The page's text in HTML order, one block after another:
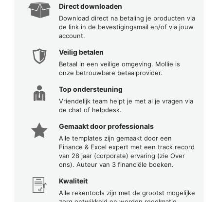
Direct downloaden
Download direct na betaling je producten via
de link in de bevestigingsmail en/of via jouw
account.
Veilig betalen
Betaal in een veilige omgeving. Mollie is
onze betrouwbare betaalprovider.
Top ondersteuning
Vriendelijk team helpt je met al je vragen via
de chat of helpdesk.
Gemaakt door professionals
Alle templates zijn gemaakt door een
Finance & Excel expert met een track record
van 28 jaar (corporate) ervaring (zie Over
ons). Auteur van 3 financiële boeken.
Kwaliteit
Alle rekentools zijn met de grootst mogelijke